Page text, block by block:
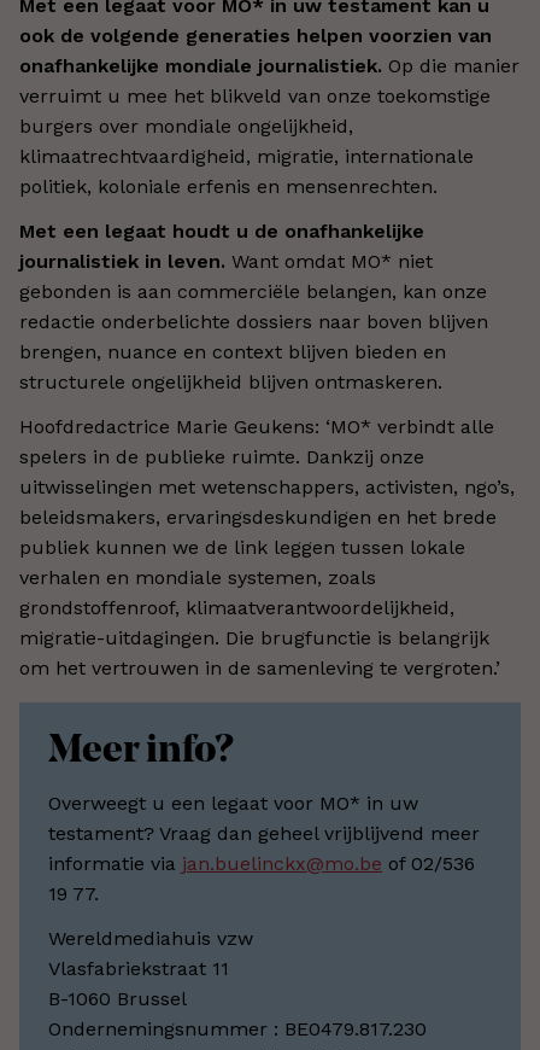
Met een legaat voor MO* in uw testament kan u
ook de volgende generaties helpen voorzien van
onafhankelijke mondiale journalistiek. Op die manier
verruimt u mee het blikveld van onze toekomstige
burgers over mondiale ongelijkheid,
klimaatrechtvaardigheid, migratie, internationale
politiek, koloniale erfenis en mensenrechten.
Met een legaat houdt u de onafhankelijke
journalistiek in leven. Want omdat MO* niet
gebonden is aan commerciële belangen, kan onze
redactie onderbelichte dossiers naar boven blijven
brengen, nuance en context blijven bieden en
structurele ongelijkheid blijven ontmaskeren.
Hoofdredactrice Marie Geukens: ‘MO* verbindt alle
spelers in de publieke ruimte. Dankzij onze
uitwisselingen met wetenschappers, activisten, ngo’s,
beleidsmakers, ervaringsdeskundigen en het brede
publiek kunnen we de link leggen tussen lokale
verhalen en mondiale systemen, zoals
grondstoffenroof, klimaatverantwoordelijkheid,
migratie-uitdagingen. Die brugfunctie is belangrijk
om het vertrouwen in de samenleving te vergroten.’
Meer info?
Overweegt u een legaat voor MO* in uw
testament? Vraag dan geheel vrijblijvend meer
informatie via jan.buelinckx@mo.be of 02/536
19 77.
Wereldmediahuis vzw
Vlasfabriekstraat 11
B-1060 Brussel
Ondernemingsnummer : BE0479.817.230